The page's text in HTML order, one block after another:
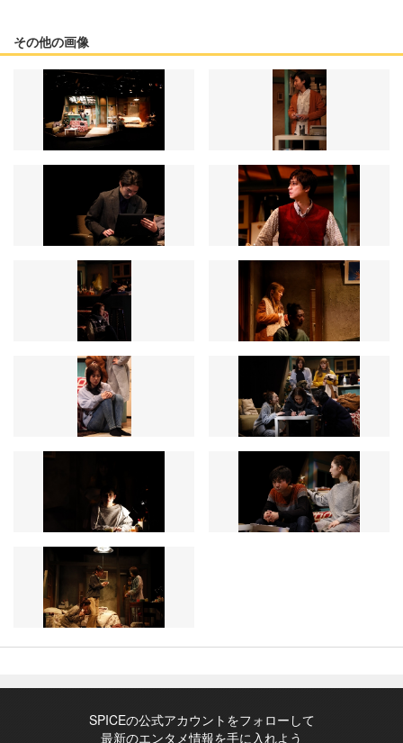
その他の画像
SPICEの公式アカウントをフォローして
最新のエンタメ情報を手に入れよう